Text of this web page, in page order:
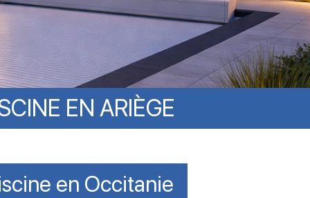
EN ARIÈGE
en Occitanie